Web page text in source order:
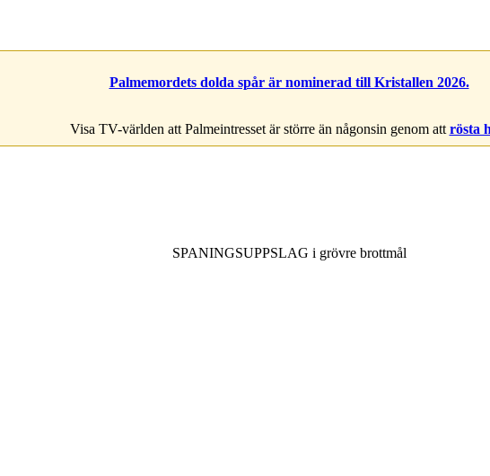
Palmemordets dolda spår är nominerad till Kristallen 2026.
Visa TV-världen att Palmeintresset är större än någonsin genom att rösta
SPANINGSUPPSLAG i grövre brottmål